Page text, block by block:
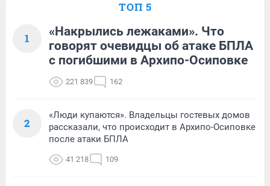
ТОП 5
1
«Накрылись лежаками». Что
говорят очевидцы об атаке БПЛА
с погибшими в Архипо-Осиповке
221 839 162
2
«Люди купаются». Владельцы гостевых домов
рассказали, что происходит в Архипо-Осиповке
после атаки БПЛА
41 218 109